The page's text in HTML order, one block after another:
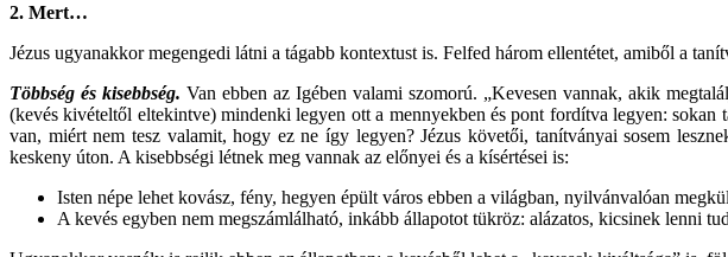
2. Mert…
Jézus ugyanakkor megengedi látni a tágabb kontextust is. Felfed három ellentétet, amiből a
Többség és kisebbség. Van ebben az Igében valami szomorú. „Kevesen vannak, akik
(kevés kivételtől eltekintve) mindenki legyen ott a mennyekben és pont fordítva legyen:
van, miért nem tesz valamit, hogy ez ne így legyen? Jézus követői, tanítványai sosem
keskeny úton. A kisebbségi létnek meg vannak az előnyei és a kísértései is:
Isten népe lehet kovász, fény, hegyen épült város ebben a világban, nyilvánvalóan
A kevés egyben nem megszámlálható, inkább állapotot tükröz: alázatos, kicsinek lenni